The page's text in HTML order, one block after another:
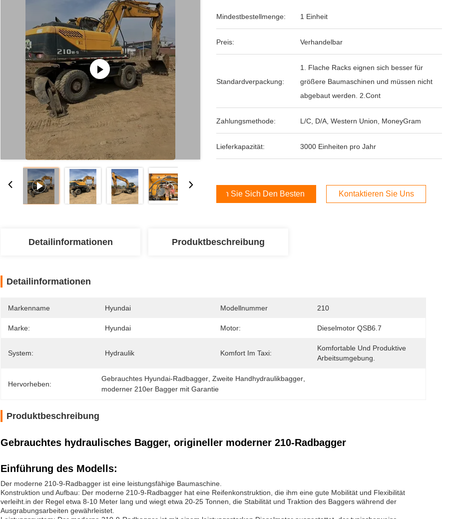
Mindestbestellmenge: 1 Einheit
Preis: Verhandelbar
Standardverpackung:
1. Flache Racks eignen sich besser für
größere Baumaschinen und müssen nicht
abgebaut werden. 2.Cont
Zahlungsmethode: L/C, D/A, Western Union, MoneyGram
Lieferkapazität: 3000 Einheiten pro Jahr
Holen Sie Sich Den Besten Preis Kontaktieren Sie Uns
Detailinformationen Produktbeschreibung
Detailinformationen
Markenname Hyundai Modellnummer 210
Marke: Hyundai Motor: Dieselmotor QSB6.7
System: Hydraulik Komfort Im Taxi:
Komfortable Und Produktive
Arbeitsumgebung.
Hervorheben:
Gebrauchtes Hyundai-Radbagger , Zweite Handhydraulikbagger
moderner 210er Bagger mit Garantie
Produktbeschreibung
Gebrauchtes hydraulisches Bagger, origineller moderner 210-Radbagger
Einführung des Modells:
Der moderne 210-9-Radbagger ist eine leistungsfähige Baumaschine.
Konstruktion und Aufbau: Der moderne 210-9-Radbagger hat eine Reifenkonstruktion, die ihm eine gute Mobilität und Flexibilität
verleiht.in der Regel etwa 8-10 Meter lang und wiegt etwa 20-25 Tonnen, die Stabilität und Traktion des Baggers während der
Ausgrabungsarbeiten gewährleistet.